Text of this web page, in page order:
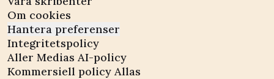
Om cookies
Hantera preferenser
Integritetspolicy
Aller Medias AI-policy
Kommersiell policy Allas